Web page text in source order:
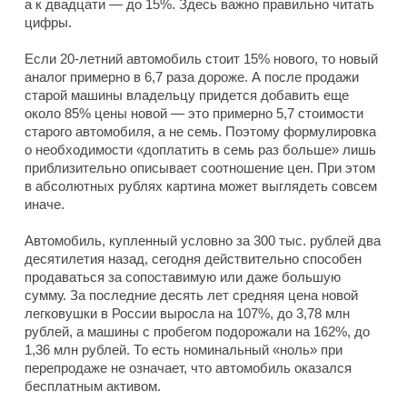
а к двадцати — до 15%. Здесь важно правильно читать
цифры.
Если 20-летний автомобиль стоит 15% нового, то новый
аналог примерно в 6,7 раза дороже. А после продажи
старой машины владельцу придется добавить еще
около 85% цены новой — это примерно 5,7 стоимости
старого автомобиля, а не семь. Поэтому формулировка
о необходимости «доплатить в семь раз больше» лишь
приблизительно описывает соотношение цен. При этом
в абсолютных рублях картина может выглядеть совсем
иначе.
Автомобиль, купленный условно за 300 тыс. рублей два
десятилетия назад, сегодня действительно способен
продаваться за сопоставимую или даже большую
сумму. За последние десять лет средняя цена новой
легковушки в России выросла на 107%, до 3,78 млн
рублей, а машины с пробегом подорожали на 162%, до
1,36 млн рублей. То есть номинальный «ноль» при
перепродаже не означает, что автомобиль оказался
бесплатным активом.